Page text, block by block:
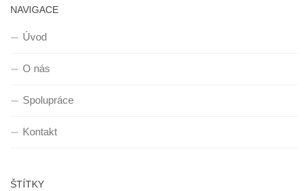
NAVIGACE
Úvod
O nás
Spolupráce
Kontakt
ŠTÍTKY